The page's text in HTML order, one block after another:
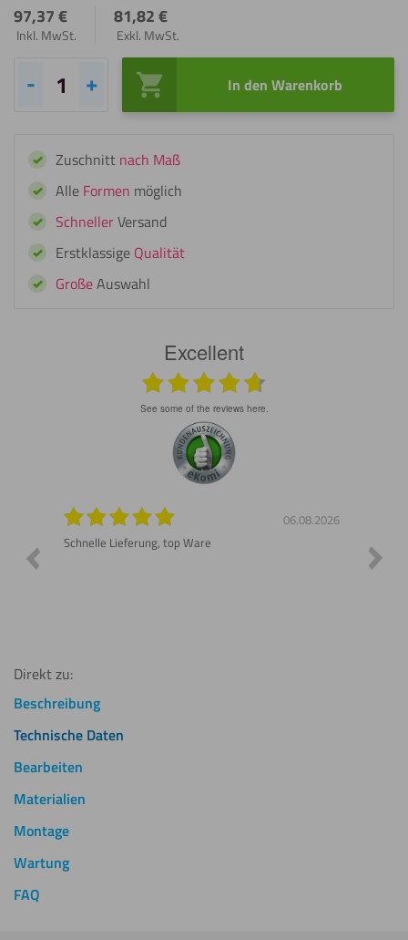
97,37€
Inkl. MwSt.
81,82€
Exkl. MwSt.
Acrylglas
Trikotrahmen
silber
Menge
In den Warenkorb
Zuschnitt nach Maß
Alle Formen möglich
SchnellerVersand
Erstklassige Qualität
GroßeAuswahl
Excellent
see some of the reviews here.
06.08.2026
Schnelle Lieferung, top Ware
Gerne
Direkt zu:
Beschreibung
Technische Daten
Bearbeiten
Materialien
Montage
Wartung
FAQ